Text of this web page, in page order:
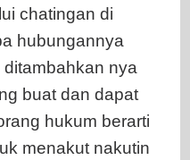
chatingan di
hubungannya
ditambahkan nya
buat dan dapat
hukum berarti
menakut nakutin